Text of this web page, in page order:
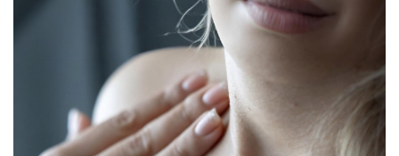
Pandantive argint
Vouchere Cadou
Seturi bijuterii